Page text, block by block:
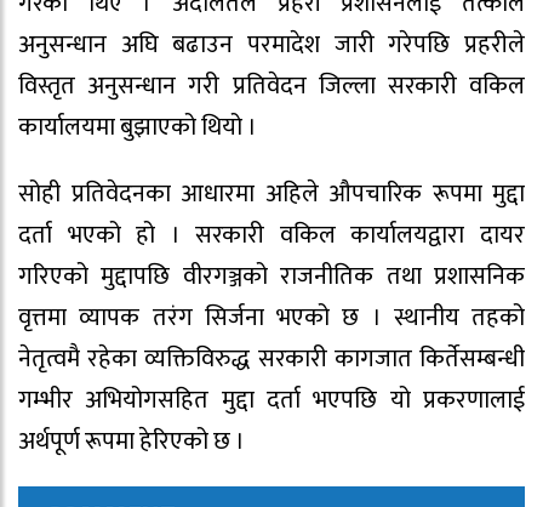
अनुसन्धान अघि बढाउन परमादेश जारी गरेपछि प्रहरीले
विस्तृत अनुसन्धान गरी प्रतिवेदन जिल्ला सरकारी वकिल
कार्यालयमा बुझाएको थियो ।
सोही प्रतिवेदनका आधारमा अहिले औपचारिक रूपमा मुद्दा
दर्ता भएको हो । सरकारी वकिल कार्यालयद्वारा दायर
गरिएको मुद्दापछि वीरगञ्जको राजनीतिक तथा प्रशासनिक
वृत्तमा व्यापक तरंग सिर्जना भएको छ । स्थानीय तहको
नेतृत्वमै रहेका व्यक्तिविरुद्ध सरकारी कागजात किर्तेसम्बन्धी
गम्भीर अभियोगसहित मुद्दा दर्ता भएपछि यो प्रकरणालाई
अर्थपूर्ण रूपमा हेरिएको छ ।